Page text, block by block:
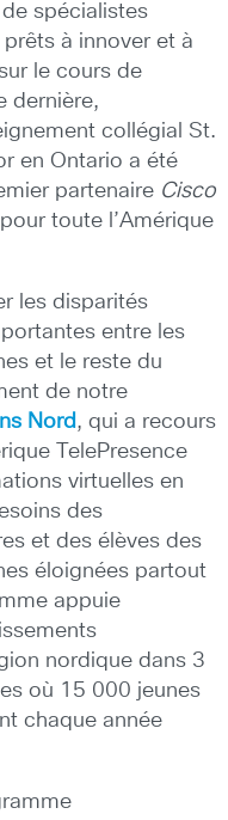
spécialistes
à innover et à
le cours de
dernière,
collégial St.
en Ontario a été
partenaire Cisco
toute l’Amérique
les disparités
entre les
et le reste du
de notre
Nord, qui a recours
TelePresence
virtuelles en
des
et des élèves des
éloignées partout
appuie
nordique dans 3
où 15 000 jeunes
chaque année